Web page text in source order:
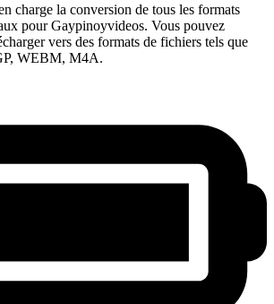
charge la conversion de tous les formats
pour Gaypinoyvideos. Vous pouvez
vers des formats de fichiers tels que
WEBM, M4A.